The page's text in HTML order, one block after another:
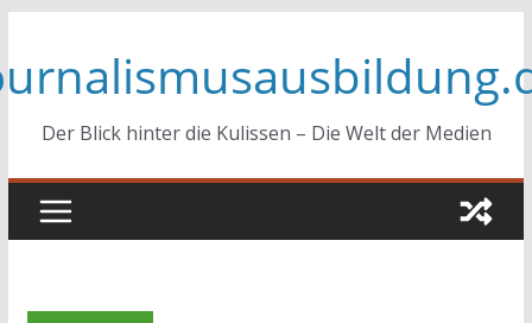
springen
Der Blick hinter die Kulissen – Die Welt der Medien